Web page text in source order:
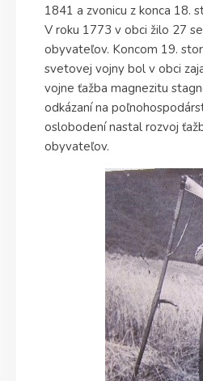
1841 a zvonicu z konca 18.
V roku 1773 v obci žilo 27
obyvateľov. Koncom 19.
svetovej vojny bol v obci
vojne ťažba magnezitu
odkázaní na
oslobodení nastal rozvoj
obyvateľov.